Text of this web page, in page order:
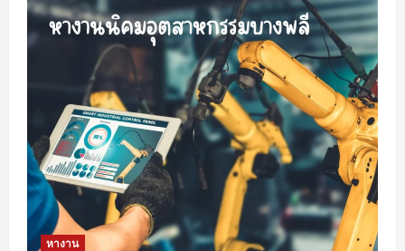
ของ
พฤติกรรม
คน
หา
พนักงาน
ขาย
สร้าง
ความ
พึง
พอใจ
ให้
แก่
องค์กร
หางาน